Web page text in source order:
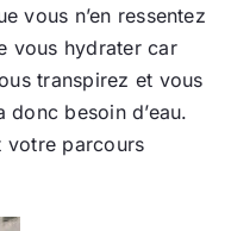
vous n’en ressentez
vous hydrater car
transpirez et vous
besoin d’eau.
votre parcours